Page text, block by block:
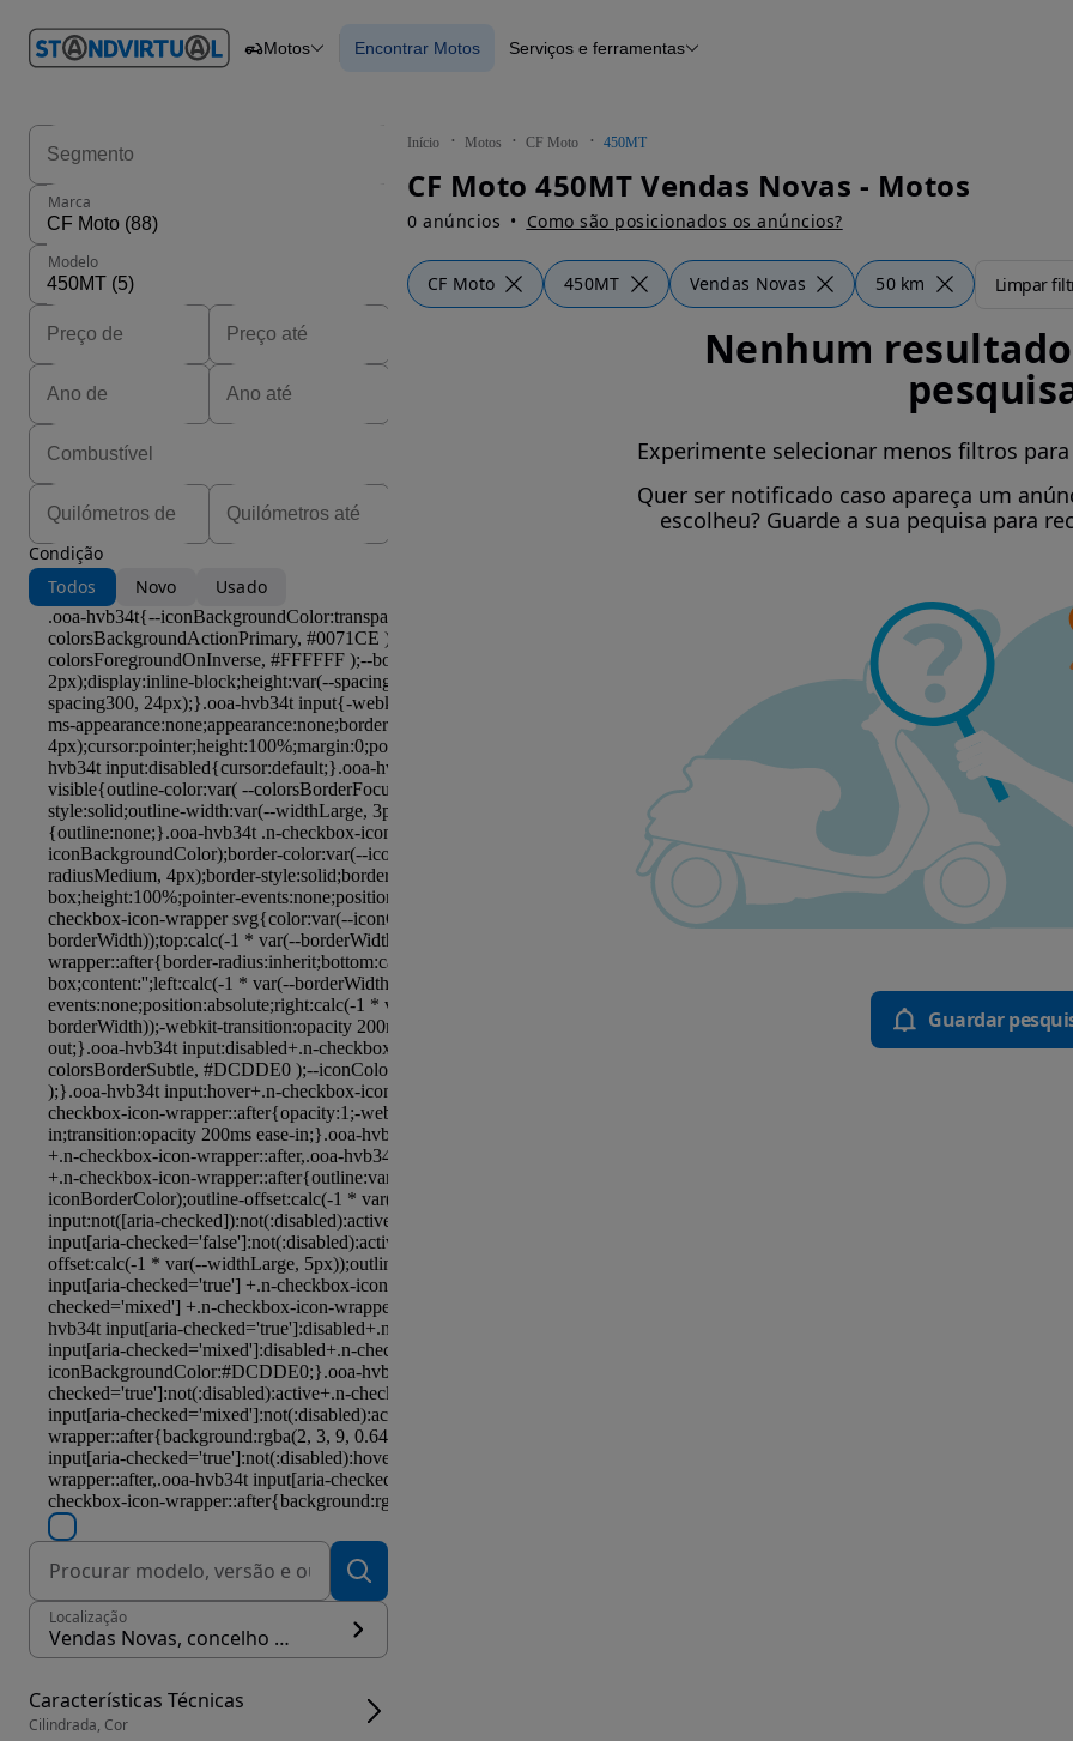
em
Carros Carros
Motos Encontrar Motos Serviços e ferramentas
Início Motos CF Moto 450MT
CF Moto 450MT Vendas Novas - Motos
0 anúncios Como são posicionados os anúncios?
CF Moto 450MT Vendas Novas 50 km Limpar
Marca
Modelo
Condição
Todos
Novo Usado
Localização
Vendas Novas, concelho Vendas Novas
Características Técnicas
Cilindrada, Cor
Nenhum
Experimente selecionar menos filtros
Quer ser notificado caso apareça um
escolheu? Guarde a sua pequisa para
Guardar